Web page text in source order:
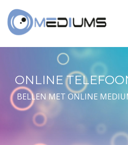
ONLINE
BELLEN MET ONLINE